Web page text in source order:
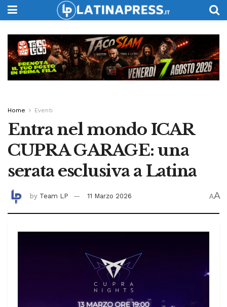
Home Eventi
Entra nel mondo ICAR
CUPRA GARAGE: una
serata esclusiva a Latina
by Team LP 11 Marzo 2026 AA